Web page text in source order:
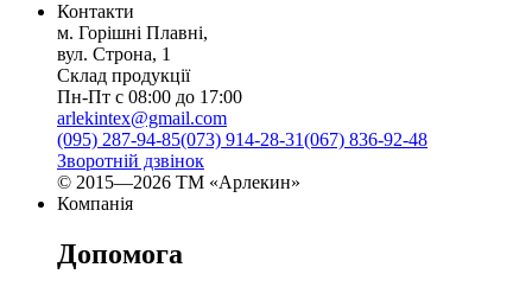
Контакти
м. Горішні Плавні,
вул. Строна, 1
Склад продукції
Пн-Пт с 08:00 до 17:00
arlekintex@gmail.com
(095) 287-94-85(073) 914-28-31(067) 836-92-48
Зворотній дзвінок
© 2015—2026 ТМ «Арлекин»
Компанія
Допомога